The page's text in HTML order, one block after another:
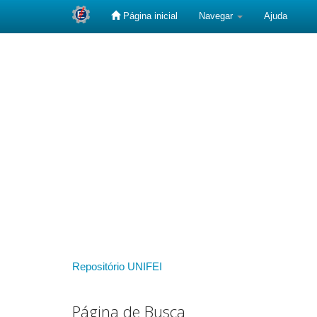
Página inicial Navegar Ajuda
Repositório UNIFEI
Página de Busca